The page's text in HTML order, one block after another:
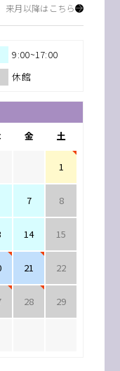
来月以降はこちら
9:00~17:00
休館
金 土
1
7 8
14 15
21 22
28 29